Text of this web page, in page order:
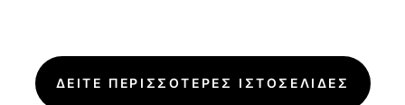
ΔΕΙΤΕ ΠΕΡΙΣΣΟΤΕΡΕΣ ΙΣΤΟΣΕΛΙΔΕΣ